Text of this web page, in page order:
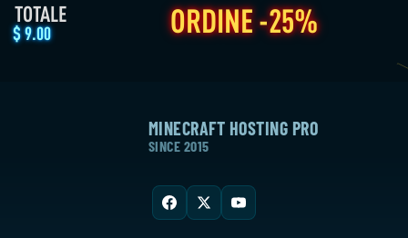
TOTALE
$9.00 ORDINE-25%
MINECRAFT HOSTING PRO
SINCE 2015